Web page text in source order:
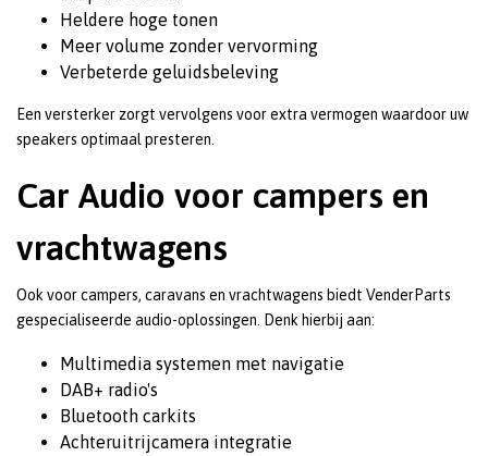
Heldere hoge tonen
Meer volume zonder vervorming
Verbeterde geluidsbeleving
Een versterker zorgt vervolgens voor extra vermogen waardoor uw
speakers optimaal presteren.
Car Audio voor campers en
vrachtwagens
Ook voor campers, caravans en vrachtwagens biedt VenderParts
gespecialiseerde audio-oplossingen. Denk hierbij aan:
Multimedia systemen met navigatie
DAB+ radio's
Bluetooth carkits
Achteruitrijcamera integratie